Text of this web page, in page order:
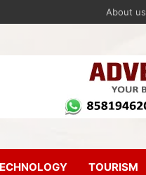
About us
TOURISM